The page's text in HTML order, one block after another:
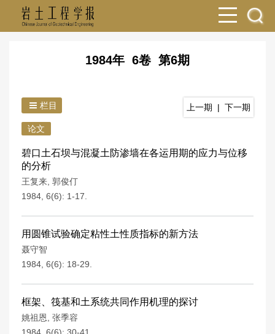
1984年 6卷 第6期
栏目 上一期 | 下一期
论文
碧口土石坝与混凝土防渗墙在各运用期的应力与位移
的分析
王复来 郭俊仃
1984, 6(6): 1-17.
用圆锥试验确定粘性土性质指标的新方法
聂守智
1984, 6(6): 18-29.
框架、筏基和土系统共同作用机理的探讨
姚祖恩
张季容